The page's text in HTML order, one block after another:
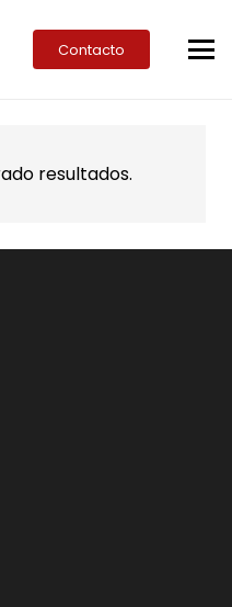
Contacto
resultados.